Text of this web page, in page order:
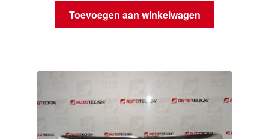
Toevoegen aan winkelwagen